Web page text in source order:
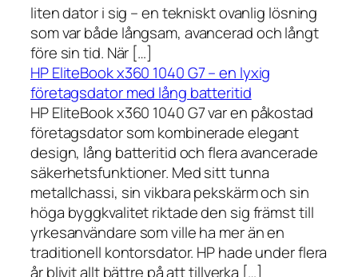
liten dator i sig – en tekniskt ovanlig lösning
som var både långsam, avancerad och långt
före sin tid. När […]
HP EliteBook x360 1040 G7 – en lyxig
företagsdator med lång batteritid
HP EliteBook x360 1040 G7 var en påkostad
företagsdator som kombinerade elegant
design, lång batteritid och flera avancerade
säkerhetsfunktioner. Med sitt tunna
metallchassi, sin vikbara pekskärm och sin
höga byggkvalitet riktade den sig främst till
yrkesanvändare som ville ha mer än en
traditionell kontorsdator. HP hade under flera
år blivit allt bättre på att tillverka […]